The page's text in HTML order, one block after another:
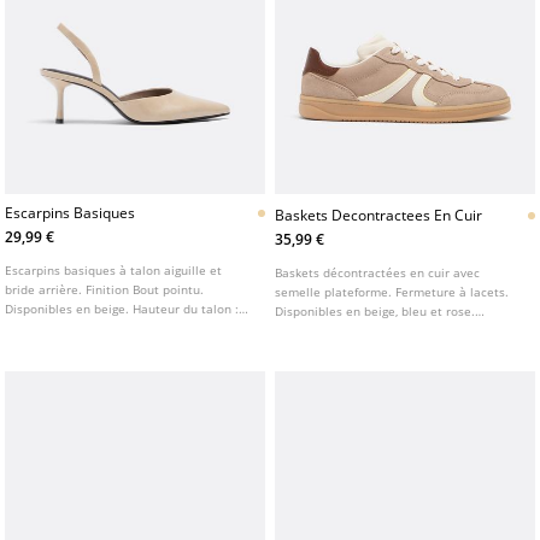
Escarpins Basiques
29,99 €
Escarpins basiques à talon aiguille et
bride arrière. Finition Bout pointu.
Disponibles en beige. Hauteur du talon :
Baskets Decontractees En Cuir
35,99 €
Baskets décontractées en cuir avec
semelle plateforme. Fermeture à lacets.
Disponibles en beige, bleu et rose.